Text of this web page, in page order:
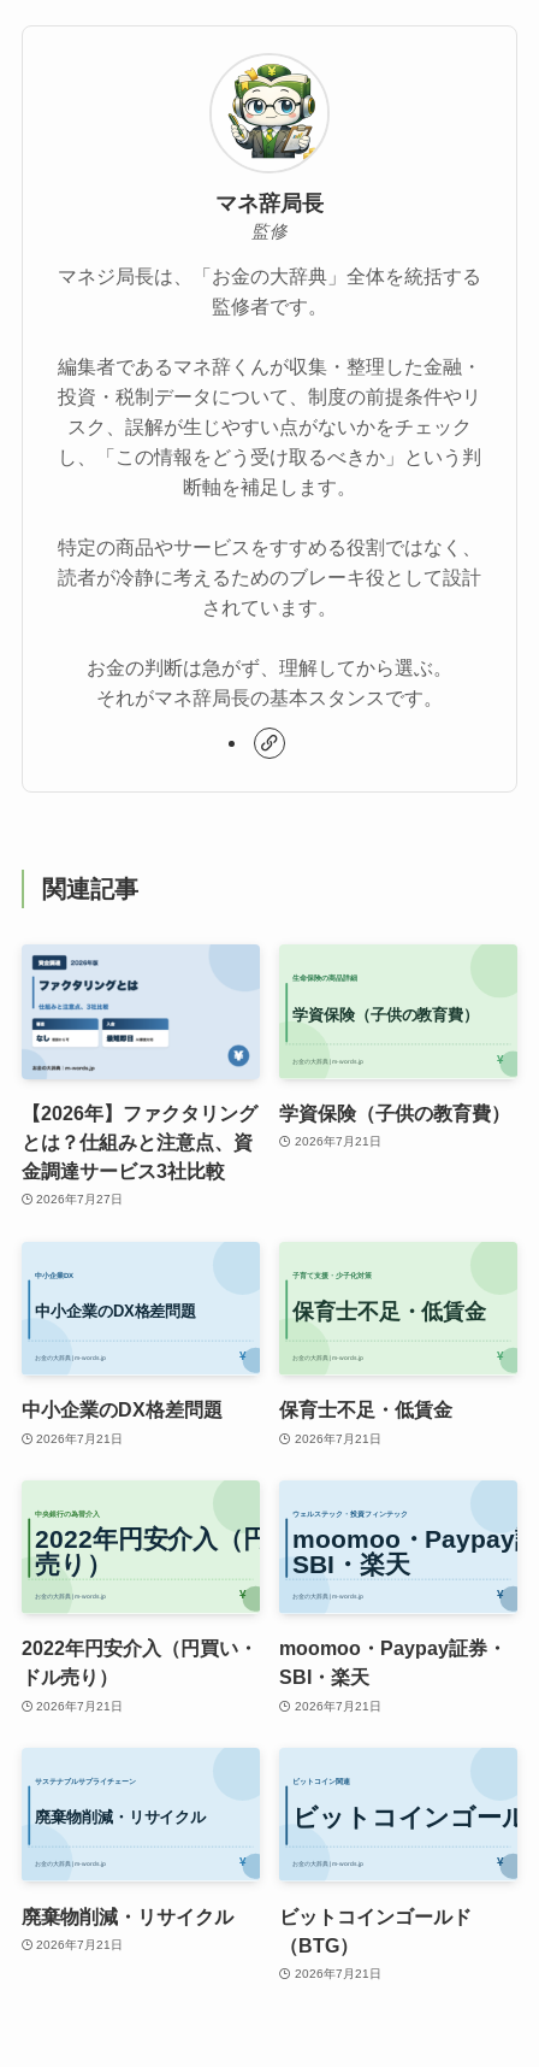
マネ辞局長
監修
マネジ局長は、「お金の大辞典」全体を統括する
監修者です。
編集者であるマネ辞くんが収集・整理した金融・
投資・税制データについて、制度の前提条件やリ
スク、誤解が生じやすい点がないかをチェック
し、「この情報をどう受け取るべきか」という判
断軸を補足します。
特定の商品やサービスをすすめる役割ではなく、
読者が冷静に考えるためのブレーキ役として設計
されています。
お金の判断は急がず、理解してから選ぶ。
それがマネ辞局長の基本スタンスです。
関連記事
【2026年】ファクタリング
とは？仕組みと注意点、資
金調達サービス3社比較
2026年7月27日
学資保険（子供の教育費）
2026年7月21日
中小企業のDX格差問題
2026年7月21日
保育士不足・低賃金
2026年7月21日
2022年円安介入（円買い・
ドル売り）
2026年7月21日
moomoo・Paypay証券・
SBI・楽天
2026年7月21日
廃棄物削減・リサイクル
2026年7月21日
ビットコインゴールド
（BTG）
2026年7月21日